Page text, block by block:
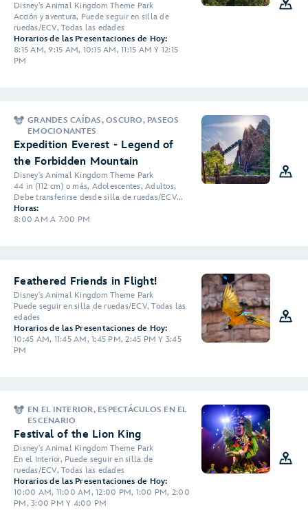
Disney's Animal Kingdom Theme Park
Acción y aventura, Puede seguir en silla de
ruedas/ECV, Todas las edades
Horarios de las Presentaciones de Hoy:
8:15 AM, 9:15 AM, 10:15 AM, 11:15 AM Y 12:15
PM
GRANDES CAÍDAS, OSCURO, PASEOS
EMOCIONANTES
Expedition Everest - Legend of
the Forbidden Mountain
Disney's Animal Kingdom Theme Park
44 in (112 cm) o más, Adolescentes, Adultos,
Debe transferirse desde silla de ruedas/ECV...
Horas:
8:00 AM A 7:00 PM
Feathered Friends in Flight!
Disney's Animal Kingdom Theme Park
Puede seguir en silla de ruedas/ECV, Todas las
edades
Horarios de las Presentaciones de Hoy:
10:45 AM, 11:45 AM, 1:45 PM, 2:45 PM Y 3:45
PM
EN EL INTERIOR, ESPECTÁCULOS EN EL
ESCENARIO
Festival of the Lion King
Disney's Animal Kingdom Theme Park
En el Interior, Puede seguir en silla de
ruedas/ECV, Todas las edades
Horarios de las Presentaciones de Hoy:
10:00 AM, 11:00 AM, 12:00 PM, 1:00 PM, 2:00
PM, 3:00 PM Y 4:00 PM